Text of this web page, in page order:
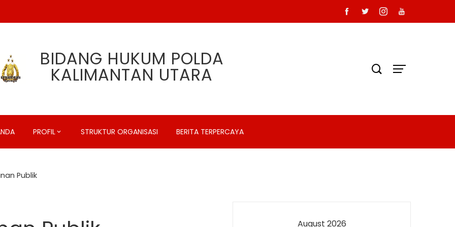
BIDANG HUKUM POLDA
KALIMANTAN UTARA
PROFIL STRUKTUR ORGANISASI BERITA TERPERCAYA
Publik
August 2026